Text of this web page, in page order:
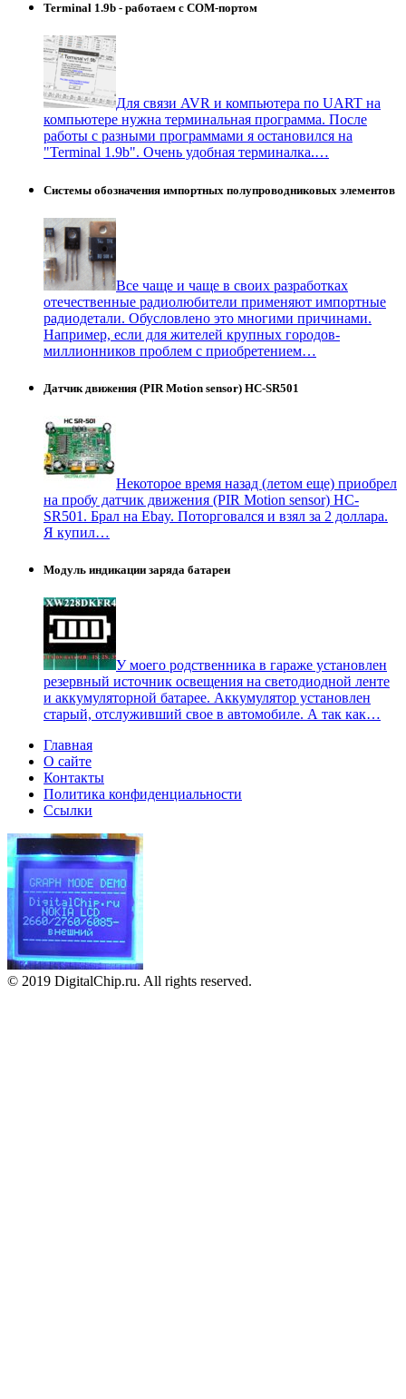
Terminal 1.9b - работаем с COM-портом
Для связи AVR и компьютера по UART на
компьютере нужна терминальная программа. После
работы с разными программами я остановился на
"Terminal 1.9b". Очень удобная терминалка.…
Системы обозначения импортных полупроводниковых элементов
Все чаще и чаще в своих разработках
отечественные радиолюбители применяют импортные
радиодетали. Обусловлено это многими причинами.
Например, если для жителей крупных городов-
миллионников проблем с приобретением…
Датчик движения (PIR Motion sensor) HC-SR501
Некоторое время назад (летом еще) приобрел
на пробу датчик движения (PIR Motion sensor) HC-
SR501. Брал на Ebay. Поторговался и взял за 2 доллара.
Я купил…
Модуль индикации заряда батареи
У моего родственника в гараже установлен
резервный источник освещения на светодиодной ленте
и аккумуляторной батарее. Аккумулятор установлен
старый, отслуживший свое в автомобиле. А так как…
Главная
О сайте
Контакты
Политика конфиденциальности
Ссылки
© 2019 DigitalChip.ru. All rights reserved.